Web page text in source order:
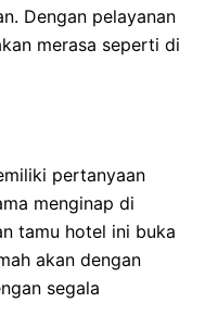
Dengan pelayanan
merasa seperti di
pertanyaan
menginap di
tamu hotel ini buka
akan dengan
segala